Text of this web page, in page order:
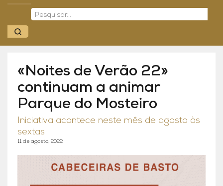
Concelho
Município
Turismo
Cultura
Outros
Balcão Online
«Noites de Verão 22»
continuam a animar
Parque do Mosteiro
Iniciativa acontece neste mês de agosto às
sextas
11 de agosto, 2022